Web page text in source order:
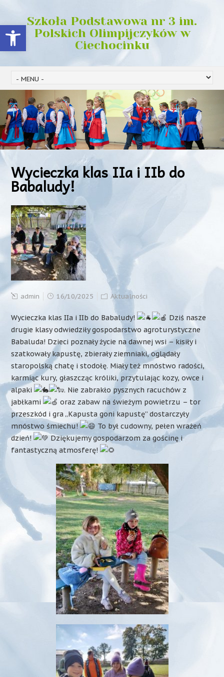
Open toolbar
Szkoła Podstawowa nr 3 im.
Polskich Olimpijczyków w
Ciechocinku
Wycieczka klas IIa i IIb do
Babaludy!
admin 16/10/2025 Aktualności
Wycieczka klas IIa i IIb do Babaludy!
Dziś nasze
drugie klasy odwiedziły gospodarstwo agroturystyczne
Babaluda! Dzieci poznały życie na dawnej wsi – kisiły i
szatkowały kapustę, zbierały ziemniaki, oglądały
staropolską chatę i stodołę. Miały też mnóstwo radości,
karmiąc kury, głaszcząc króliki, przytulając kozy, owce i
alpaki
. Nie zabrakło pysznych racuchów z
jabłkami
oraz zabaw na świeżym powietrzu – tor
przeszkód i gra „Kapusta goni kapustę” dostarczyły
mnóstwo śmiechu!
To był cudowny, pełen wrażeń
dzień!
Dziękujemy gospodarzom za gościnę i
fantastyczną atmosferę!